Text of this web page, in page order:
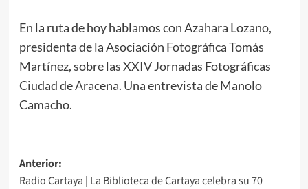
En la ruta de hoy hablamos con Azahara Lozano,
presidenta de la Asociación Fotográfica Tomás
Martínez, sobre las XXIV Jornadas Fotográficas
Ciudad de Aracena. Una entrevista de Manolo
Camacho.
Anterior:
Radio Cartaya | La Biblioteca de Cartaya celebra su 70